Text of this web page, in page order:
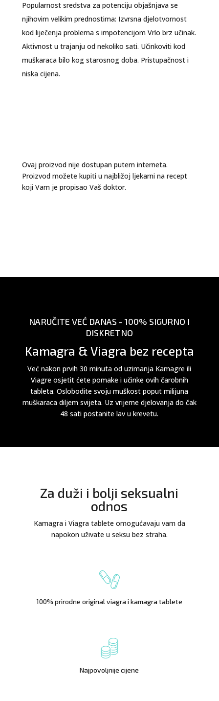
Popularnost sredstva za potenciju objašnjava se
njihovim velikim prednostima: Izvrsna djelotvornost
kod liječenja problema s impotencijom Vrlo brz učinak.
Aktivnost u trajanju od nekoliko sati. Učinkoviti kod
muškaraca bilo kog starosnog doba. Pristupačnost i
niska cijena.
Ovaj proizvod nije dostupan putem interneta.
Proizvod možete kupiti u najbližoj ljekarni na recept
koji Vam je propisao Vaš doktor.
NARUČITE VEĆ DANAS - 100% SIGURNO I
DISKRETNO
Kamagra & Viagra bez recepta
Već nakon prvih 30 minuta od uzimanja Kamagre ili
Viagre osjetit ćete pomake i učinke ovih čarobnih
tableta. Oslobodite svoju muškost poput milijuna
muškaraca diljem svijeta. Uz vrijeme djelovanja do čak
48 sati postanite lav u krevetu.
Za duži i bolji seksualni
odnos
Kamagra i Viagra tablete omogućavaju vam da
napokon uživate u seksu bez straha.
100% prirodne original viagra i kamagra tablete
Najpovoljnije cijene